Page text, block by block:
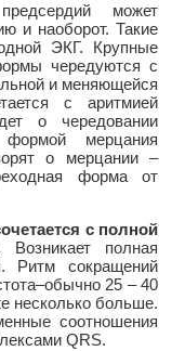
может
и наоборот. Такие
ЭКГ. Крупные
чередуются с
и меняющейся
с аритмией
о чередовании
формой мерцания
о мерцании –
форма от
с полной
Возникает полная
Ритм сокращений
25 – 40
несколько больше.
соотношения
QRS.